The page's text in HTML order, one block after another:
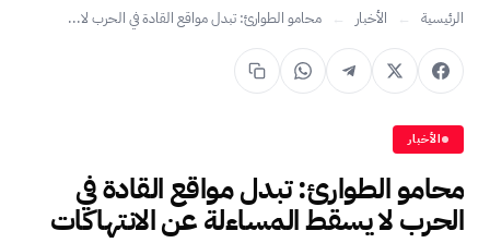
الرئيسية ← الأخبار ← محامو الطوارئ: تبدل مواقع القادة في الحرب لا...
الأخبار
محامو الطوارئ: تبدل مواقع القادة في
الحرب لا يسقط المساءلة عن الانتهاكات